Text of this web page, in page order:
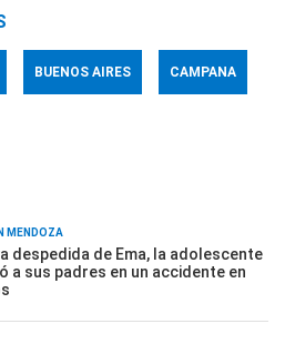
BUENOS AIRES CAMPANA
MENDOZA
despedida de Ema, la adolescente
a sus padres en un accidente en